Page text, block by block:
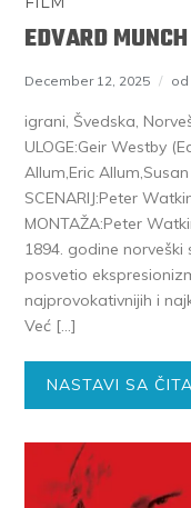
EDVARD
December 12, 2025 od
igrani, Švedska,
ULOGE:Geir Westby
Allum,Eric
SCENARIJ:Peter
MONTAŽA:Peter
1894. godine norveški
posvetio
najprovokativnijih i
Već […]
NASTAVI SA